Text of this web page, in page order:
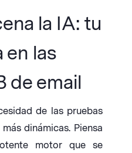
la IA: tu
en las
de email
de las pruebas
dinámicas. Piensa
motor que se